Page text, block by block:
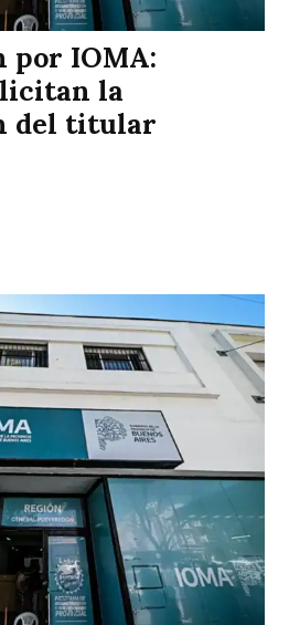
por IOMA:
la
del titular